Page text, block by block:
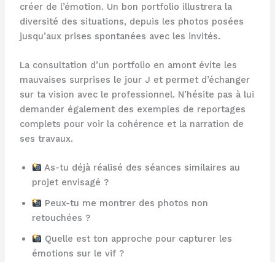
créer de l’émotion. Un bon portfolio illustrera la
diversité des situations, depuis les photos posées
jusqu’aux prises spontanées avec les invités.
La consultation d’un portfolio en amont évite les
mauvaises surprises le jour J et permet d’échanger
sur ta vision avec le professionnel. N’hésite pas à lui
demander également des exemples de reportages
complets pour voir la cohérence et la narration de
ses travaux.
As-tu déjà réalisé des séances similaires au
projet envisagé ?
Peux-tu me montrer des photos non
retouchées ?
Quelle est ton approche pour capturer les
émotions sur le vif ?